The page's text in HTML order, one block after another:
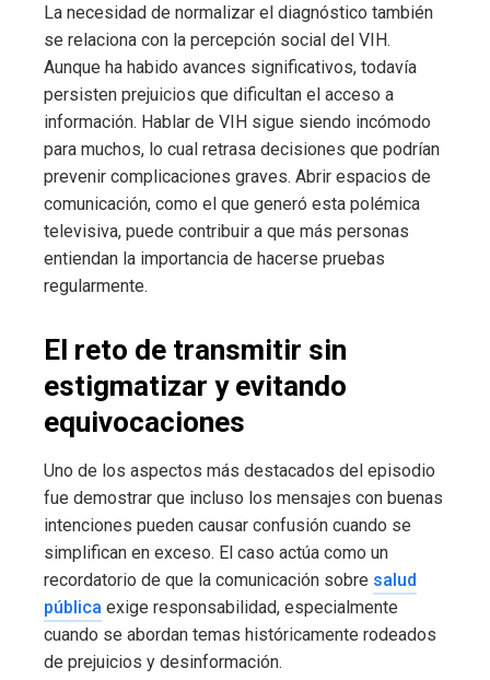
La necesidad de normalizar el diagnóstico también
se relaciona con la percepción social del VIH.
Aunque ha habido avances significativos, todavía
persisten prejuicios que dificultan el acceso a
información. Hablar de VIH sigue siendo incómodo
para muchos, lo cual retrasa decisiones que podrían
prevenir complicaciones graves. Abrir espacios de
comunicación, como el que generó esta polémica
televisiva, puede contribuir a que más personas
entiendan la importancia de hacerse pruebas
regularmente.
El reto de transmitir sin
estigmatizar y evitando
equivocaciones
Uno de los aspectos más destacados del episodio
fue demostrar que incluso los mensajes con buenas
intenciones pueden causar confusión cuando se
simplifican en exceso. El caso actúa como un
recordatorio de que la comunicación sobre salud
pública exige responsabilidad, especialmente
cuando se abordan temas históricamente rodeados
de prejuicios y desinformación.